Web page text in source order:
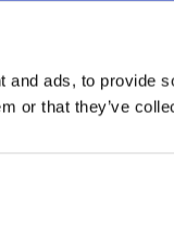
and ads, to provide
or that they’ve